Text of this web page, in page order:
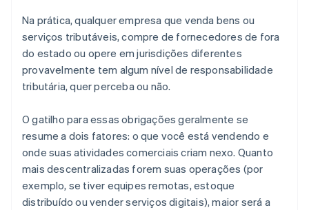
Na prática, qualquer empresa que venda bens ou
serviços tributáveis, compre de fornecedores de fora
do estado ou opere em jurisdições diferentes
provavelmente tem algum nível de responsabilidade
tributária, quer perceba ou não.
O gatilho para essas obrigações geralmente se
resume a dois fatores: o que você está vendendo e
onde suas atividades comerciais criam nexo. Quanto
mais descentralizadas forem suas operações (por
exemplo, se tiver equipes remotas, estoque
distribuído ou vender serviços digitais), maior será a